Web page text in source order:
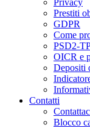
Privacy
Prestiti
GDPR
Come
PSD2-
OICR e
Depositi
Contatti
Blocco